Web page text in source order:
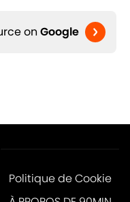
on Google
Politique de Cookie